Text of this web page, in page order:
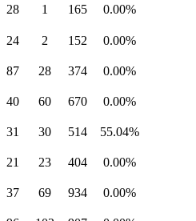
28 1 165 0.00%
24 2 152 0.00%
87 28 374 0.00%
40 60 670 0.00%
31 30 514 55.04%
21 23 404 0.00%
37 69 934 0.00%